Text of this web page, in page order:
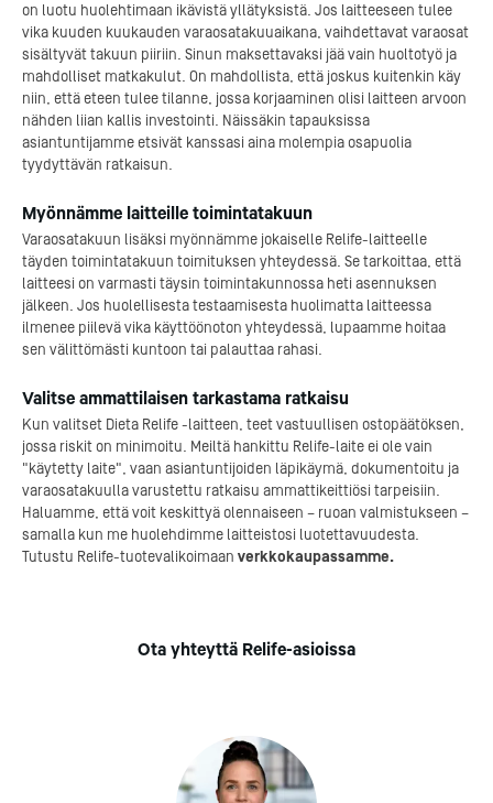
on luotu huolehtimaan ikävistä yllätyksistä. Jos laitteeseen tulee
vika kuuden kuukauden varaosatakuuaikana, vaihdettavat varaosat
sisältyvät takuun piiriin. Sinun maksettavaksi jää vain huoltotyö ja
mahdolliset matkakulut. On mahdollista, että joskus kuitenkin käy
niin, että eteen tulee tilanne, jossa korjaaminen olisi laitteen arvoon
nähden liian kallis investointi. Näissäkin tapauksissa
asiantuntijamme etsivät kanssasi aina molempia osapuolia
tyydyttävän ratkaisun.
Myönnämme laitteille toimintatakuun
Varaosatakuun lisäksi myönnämme jokaiselle Relife-laitteelle
täyden toimintatakuun toimituksen yhteydessä. Se tarkoittaa, että
laitteesi on varmasti täysin toimintakunnossa heti asennuksen
jälkeen. Jos huolellisesta testaamisesta huolimatta laitteessa
ilmenee piilevä vika käyttöönoton yhteydessä, lupaamme hoitaa
sen välittömästi kuntoon tai palauttaa rahasi.
Valitse ammattilaisen tarkastama ratkaisu
Kun valitset Dieta Relife -laitteen, teet vastuullisen ostopäätöksen,
jossa riskit on minimoitu. Meiltä hankittu Relife-laite ei ole vain
"käytetty laite", vaan asiantuntijoiden läpikäymä, dokumentoitu ja
varaosatakuulla varustettu ratkaisu ammattikeittiösi tarpeisiin.
Haluamme, että voit keskittyä olennaiseen – ruoan valmistukseen –
samalla kun me huolehdimme laitteistosi luotettavuudesta.
Tutustu Relife-tuotevalikoimaan verkkokaupassamme.
Ota yhteyttä Relife-asioissa